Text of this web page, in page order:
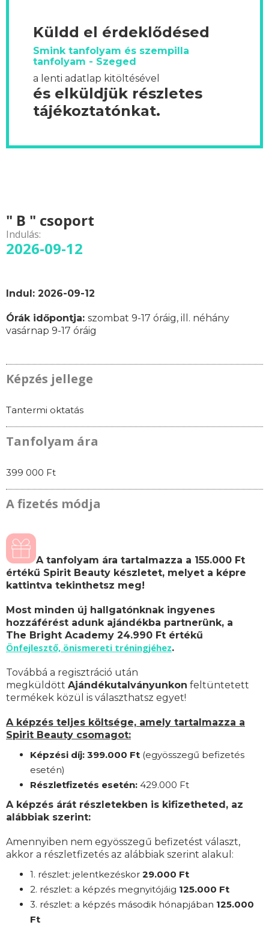
Küldd el érdeklődésed
Smink tanfolyam és szempilla
tanfolyam - Szeged
a lenti adatlap kitöltésével
és elküldjük részletes
tájékoztatónkat.
" B " csoport
Indulás:
2026-09-12
Indul: 2026-09-12
Órák időpontja: szombat 9-17 óráig, ill. néhány
vasárnap 9-17 óráig
Képzés jellege
Tantermi oktatás
Tanfolyam ára
399 000 Ft
A fizetés módja
A tanfolyam ára tartalmazza a 155.000 Ft
értékű Spirit Beauty készletet, melyet a képre
kattintva tekinthetsz meg!
Most minden új hallgatónknak ingyenes
hozzáférést adunk ajándékba partnerünk, a
The Bright Academy 24.990 Ft értékű
Önfejlesztő, önismereti tréningjéhez.
Továbbá a regisztráció után
megküldött Ajándékutalványunkon feltüntetett
termékek közül is választhatsz egyet!
A képzés teljes költsége, amely tartalmazza a
Spirit Beauty csomagot:
Képzési díj: 399.000 Ft (egyösszegű befizetés
esetén)
Részletfizetés esetén: 429.000 Ft
A képzés árát részletekben is kifizetheted, az
alábbiak szerint:
Amennyiben nem egyösszegű befizetést választ,
akkor a részletfizetés az alábbiak szerint alakul:
1. részlet: jelentkezéskor 29.000 Ft
2. részlet: a képzés megnyitójáig 125.000 Ft
3. részlet: a képzés második hónapjában 125.000
Ft